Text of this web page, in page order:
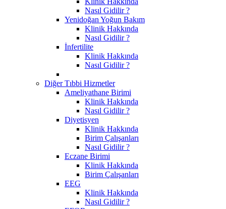
Nasıl Gidilir ?
Yenidoğan Yoğun Bakım
Klinik Hakkında
Nasıl Gidilir ?
İnfertilite
Klinik Hakkında
Nasıl Gidilir ?
Diğer Tıbbi Hizmetler
Ameliyathane Birimi
Klinik Hakkında
Nasıl Gidilir ?
Diyetisyen
Klinik Hakkında
Birim Çalışanları
Nasıl Gidilir ?
Eczane Birimi
Klinik Hakkında
Birim Çalışanları
EEG
Klinik Hakkında
Nasıl Gidilir ?